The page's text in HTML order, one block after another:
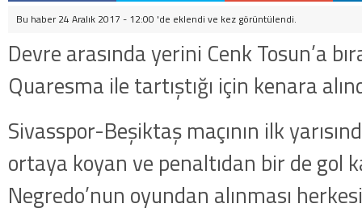
Bu haber 24 Aralık 2017 - 12:00 'de eklendi ve kez görüntülendi.
Devre arasında yerini Cenk Tosun’a
Quaresma ile tartıştığı için kenara
Sivasspor-Beşiktaş maçının ilk
ortaya koyan ve penaltıdan bir de gol
Negredo’nun oyundan alınması